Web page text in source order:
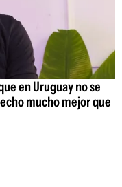
en Uruguay no se
mucho mejor que